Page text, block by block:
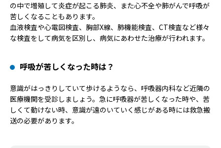
の中で増殖して炎症が起こる肺炎、また心不全や肺がんで呼吸が
苦しくなることもあります。
血液検査や心電図検査、胸部X線、肺機能検査、CT検査など様々
な検査をして病気を区別し、病気にあわせた治療が行われます。
呼吸が苦しくなった時は？
意識がはっきりしていて歩けるようなら、呼吸器内科など近隣の
医療機関を受診しましょう。急に呼吸器が苦しくなった時や、苦
しくて動けない時、意識が遠のいていく感じがある時には救急搬
送の必要があります。